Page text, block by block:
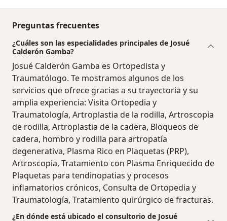
Preguntas frecuentes
¿Cuáles son las especialidades principales de Josué
Calderón Gamba?
Josué Calderón Gamba es Ortopedista y
Traumatólogo. Te mostramos algunos de los
servicios que ofrece gracias a su trayectoria y su
amplia experiencia: Visita Ortopedia y
Traumatología, Artroplastia de la rodilla, Artroscopia
de rodilla, Artroplastia de la cadera, Bloqueos de
cadera, hombro y rodilla para artropatía
degenerativa, Plasma Rico en Plaquetas (PRP),
Artroscopia, Tratamiento con Plasma Enriquecido de
Plaquetas para tendinopatias y procesos
inflamatorios crónicos, Consulta de Ortopedia y
Traumatología, Tratamiento quirúrgico de fracturas.
¿En dónde está ubicado el consultorio de Josué